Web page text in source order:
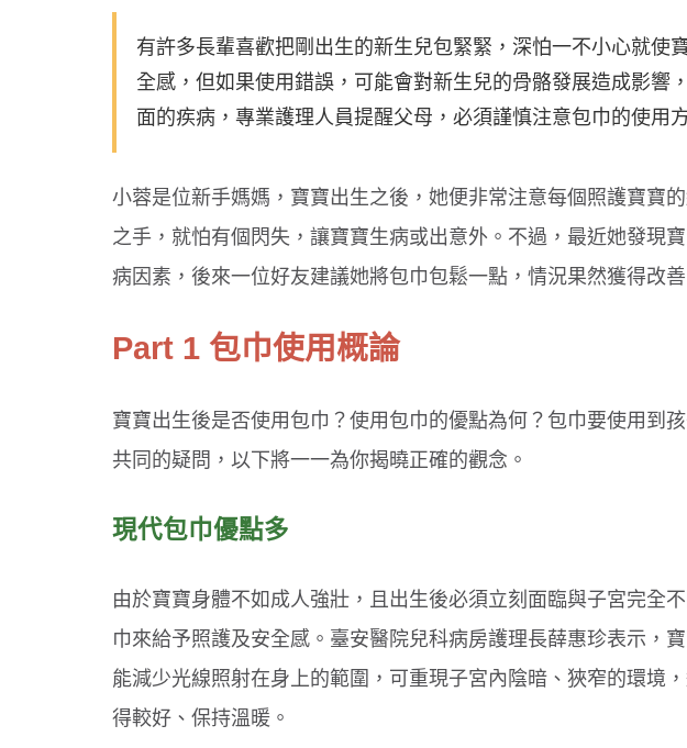
有許多長輩喜歡把剛出生的新生兒包緊緊，深怕一不小心就使
全感，但如果使用錯誤，可能會對新生兒的骨骼發展造成影響
面的疾病，專業護理人員提醒父母，必須謹慎注意包巾的使用
小蓉是位新手媽媽，寶寶出生之後，她便非常注意每個照護寶寶
之手，就怕有個閃失，讓寶寶生病或出意外。不過，最近她發現
病因素，後來一位好友建議她將包巾包鬆一點，情況果然獲得改善
Part 1 包巾使用概論
寶寶出生後是否使用包巾？使用包巾的優點為何？包巾要使用到
共同的疑問，以下將一一為你揭曉正確的觀念。
現代包巾優點多
由於寶寶身體不如成人強壯，且出生後必須立刻面臨與子宮完全
巾來給予照護及安全感。臺安醫院兒科病房護理長薛惠珍表示，
能減少光線照射在身上的範圍，可重現子宮內陰暗、狹窄的環境
得較好、保持溫暖。